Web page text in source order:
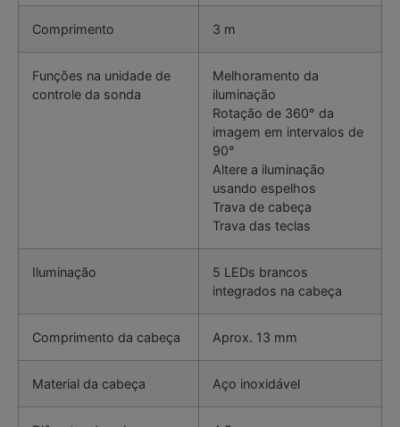
Comprimento 3 m
Funções na unidade de
controle da sonda
Melhoramento da
iluminação
Rotação de 360° da
imagem em intervalos de
90°
Altere a iluminação
usando espelhos
Trava de cabeça
Trava das teclas
Iluminação
5 LEDs brancos
integrados na cabeça
Comprimento da cabeça Aprox. 13 mm
Material da cabeça Aço inoxidável